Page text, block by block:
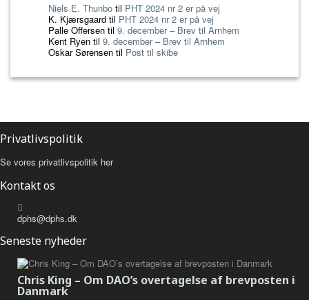
Niels E. Thunbo til PHT 2024 nr 2 er på vej
K. Kjærsgaard til PHT 2024 nr 2 er på vej
Palle Offersen til 9. december – Brev til Arnhem
Kent Ryen til 9. december – Brev til Arnhem
Oskar Sørensen til Post til skibe
Privatlivspolitik
Se vores privatlivspolitik her
Kontakt os
dphs@dphs.dk
Seneste nyheder
Chris King – Om DAO’s overtagelse af brevposten i
Danmark